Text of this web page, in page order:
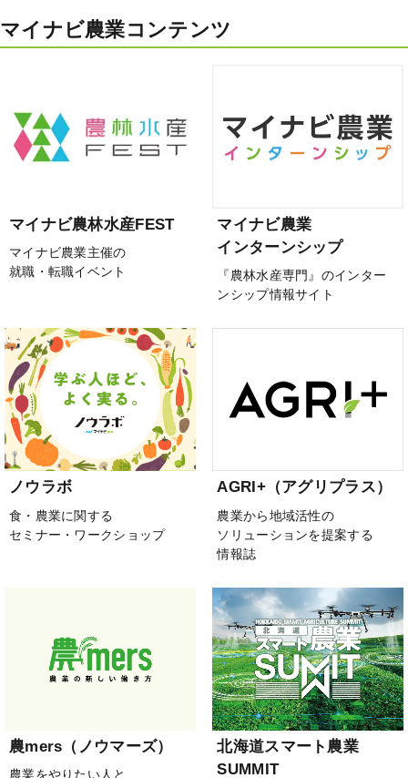
マイナビ農業コンテンツ
マイナビ農林水産FEST
マイナビ農業主催の
就職・転職イベント
マイナビ農業
インターンシップ
『農林水産専門』のインター
ンシップ情報サイト
ノウラボ
食・農業に関する
セミナー・ワークショップ
AGRI+（アグリプラス）
農業から地域活性の
ソリューションを提案する
情報誌
農mers（ノウマーズ）
農業をやりたい人と
北海道スマート農業
SUMMIT